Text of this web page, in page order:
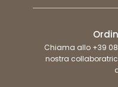
Chiama allo +39
nostra